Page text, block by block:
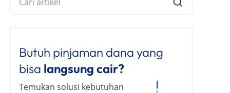
Butuh pinjaman dana yang
bisa langsung cair?
Temukan solusi kebutuhan